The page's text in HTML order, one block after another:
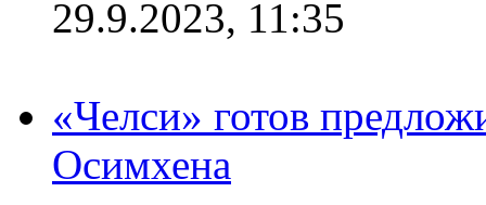
29.9.2023, 11:35
«Челси» готов
Осимхена